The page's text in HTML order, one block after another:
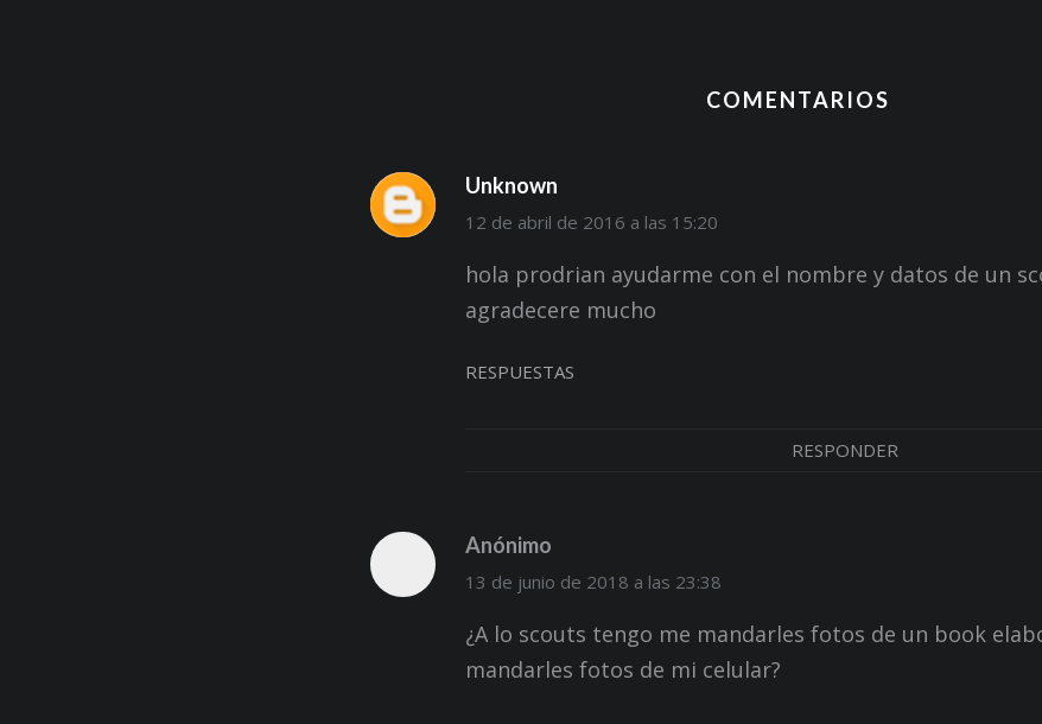
COMENTARIOS
Unknown
12 de abril de 2016 a las 15:20
hola prodrian ayudarme con el nombre y datos de un
agradecere mucho
RESPUESTAS
RESPONDER
Anónimo
13 de junio de 2018 a las 23:38
¿A lo scouts tengo me mandarles fotos de un book
mandarles fotos de mi celular?